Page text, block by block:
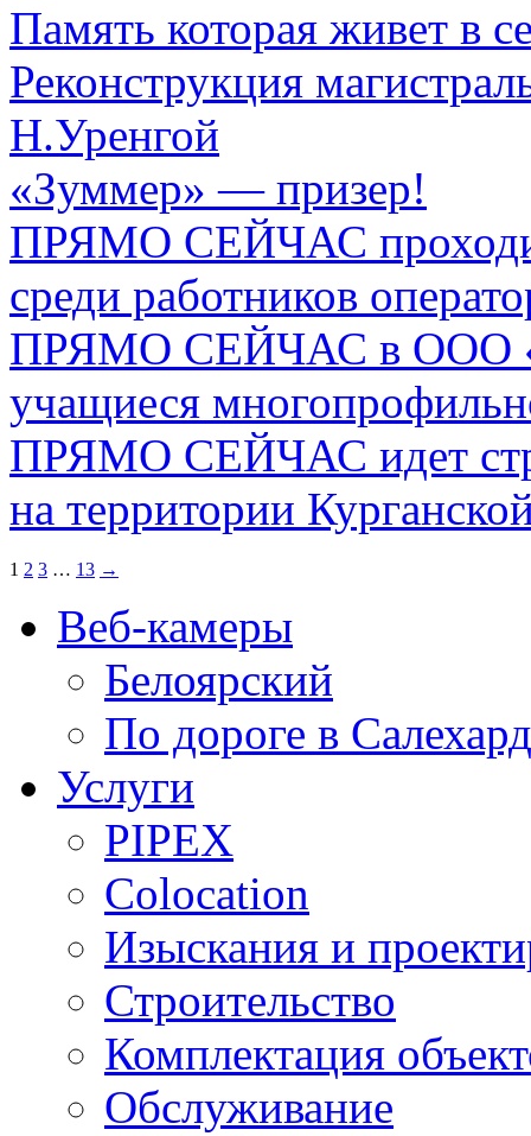
Память которая живет в
Реконструкция
Н.Уренгой
«Зуммер» — призер!
ПРЯМО СЕЙЧАС
среди работников
ПРЯМО СЕЙЧАС в ООО
учащиеся
ПРЯМО СЕЙЧАС идет
на территории
1 2 3 … 13 →
Веб-камеры
Белоярский
По дороге в Салехард
Услуги
PIPEX
Colocation
Изыскания и
Строительство
Комплектация
Обслуживание